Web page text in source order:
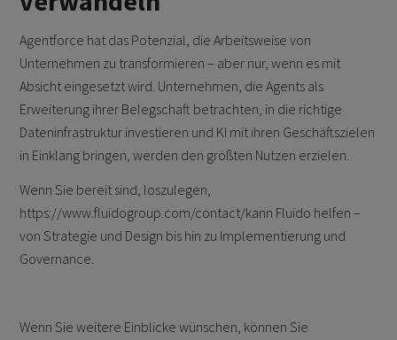
Agentforce hat das Potenzial, die Arbeitsweise von
Unternehmen zu transformieren – aber nur, wenn es mit
Absicht eingesetzt wird. Unternehmen, die Agents als
Erweiterung ihrer Belegschaft betrachten, in die richtige
Dateninfrastruktur investieren und KI mit ihren Geschäftszielen
in Einklang bringen, werden den größten Nutzen erzielen.
Wenn Sie bereit sind, loszulegen,
https://www.fluidogroup.com/contact/kann Fluido helfen –
von Strategie und Design bis hin zu Implementierung und
Governance.
Wenn Sie weitere Einblicke wünschen, können Sie